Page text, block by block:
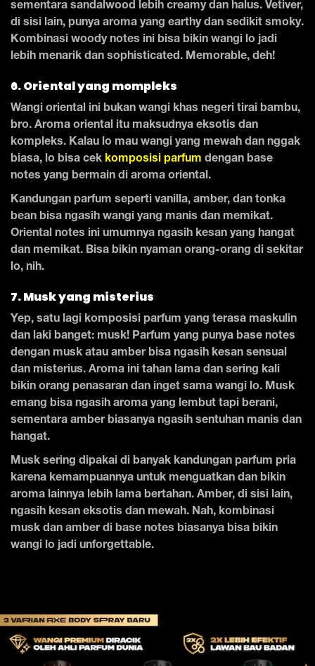
sementara sandalwood lebih creamy dan halus. Vetiver,
di sisi lain, punya aroma yang earthy dan sedikit smoky.
Kombinasi woody notes ini bisa bikin wangi lo jadi
lebih menarik dan sophisticated. Memorable, deh!
6. Oriental yang mompleks
Wangi oriental ini bukan wangi khas negeri tirai bambu,
bro. Aroma oriental itu maksudnya eksotis dan
kompleks. Kalau lo mau wangi yang mewah dan nggak
biasa, lo bisa cek komposisi parfum dengan base
notes yang bermain di aroma oriental.
Kandungan parfum seperti vanilla, amber, dan tonka
bean bisa ngasih wangi yang manis dan memikat.
Oriental notes ini umumnya ngasih kesan yang hangat
dan memikat. Bisa bikin nyaman orang-orang di sekitar
lo, nih.
7. Musk yang misterius
Yep, satu lagi komposisi parfum yang terasa maskulin
dan laki banget: musk! Parfum yang punya base notes
dengan musk atau amber bisa ngasih kesan sensual
dan misterius. Aroma ini tahan lama dan sering kali
bikin orang penasaran dan inget sama wangi lo. Musk
emang bisa ngasih aroma yang lembut tapi berani,
sementara amber biasanya ngasih sentuhan manis dan
hangat.
Musk sering dipakai di banyak kandungan parfum pria
karena kemampuannya untuk menguatkan dan bikin
aroma lainnya lebih lama bertahan. Amber, di sisi lain,
ngasih kesan eksotis dan mewah. Nah, kombinasi
musk dan amber di base notes biasanya bisa bikin
wangi lo jadi unforgettable.